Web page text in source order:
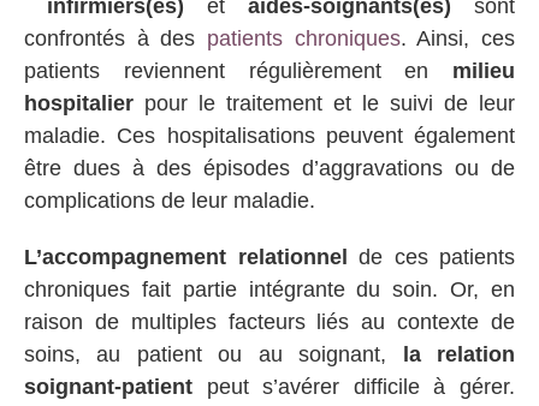
infirmiers(es) et aides-soignants(es) sont
confrontés à des patients chroniques. Ainsi, ces
patients reviennent régulièrement en milieu
hospitalier pour le traitement et le suivi de leur
maladie. Ces hospitalisations peuvent également
être dues à des épisodes d’aggravations ou de
complications de leur maladie.
L’accompagnement relationnel de ces patients
chroniques fait partie intégrante du soin. Or, en
raison de multiples facteurs liés au contexte de
soins, au patient ou au soignant,
la relation
soignant-patient peut s’avérer difficile à gérer.